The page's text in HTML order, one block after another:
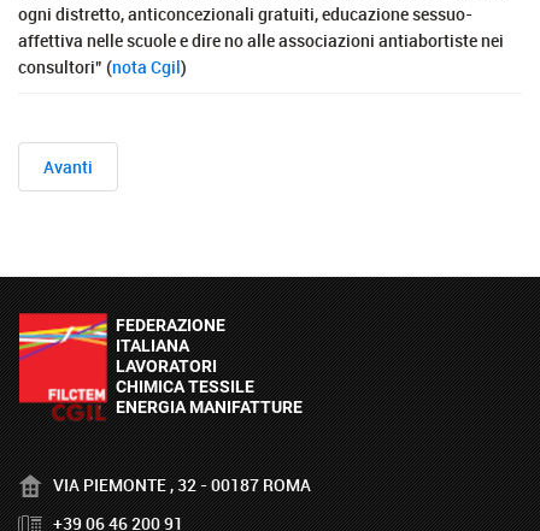
ogni distretto, anticoncezionali gratuiti, educazione sessuo-
affettiva nelle scuole e dire no alle associazioni antiabortiste nei
consultori” (nota Cgil)
Avanti
VIA PIEMONTE , 32 - 00187 ROMA
+39 06 46 200 91